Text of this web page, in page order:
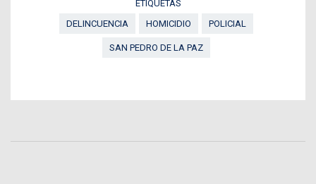
ETIQUETAS
DELINCUENCIA
HOMICIDIO POLICIAL
SAN PEDRO DE LA PAZ